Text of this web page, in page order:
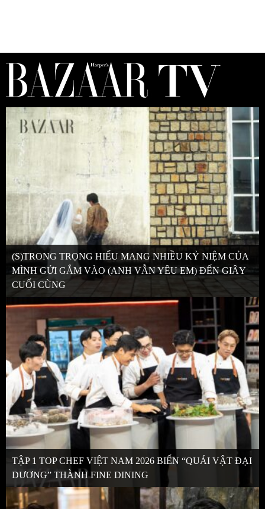
(S)TRONG TRỌNG HIẾU MANG NHIỀU KỶ NIỆM CỦA
MÌNH GỬI GẮM VÀO (ANH VẪN YÊU EM) ĐẾN GIÂY
CUỐI CÙNG
TẬP 1 TOP CHEF VIỆT NAM 2026 BIẾN “QUÁI VẬT ĐẠI
DƯƠNG” THÀNH FINE DINING